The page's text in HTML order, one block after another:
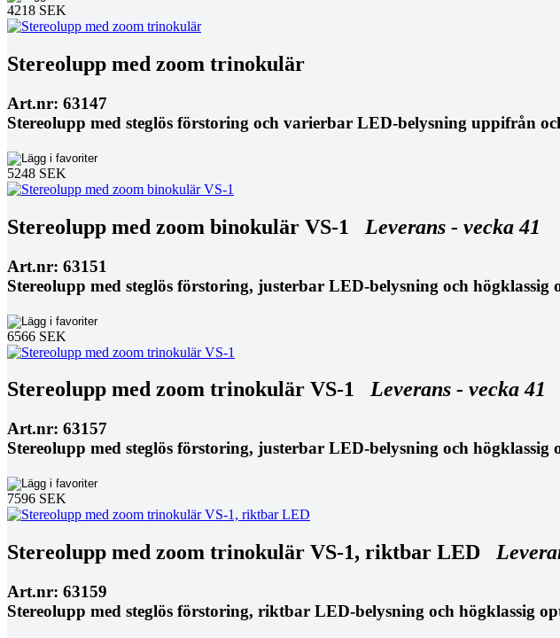
4218 SEK
Stereolupp med zoom trinokulär
Art.nr: 63147
Stereolupp med steglös förstoring och varierbar LED-belysning uppifrån
5248 SEK
Stereolupp med zoom binokulär VS-1 Leverans - vecka 41
Art.nr: 63151
Stereolupp med steglös förstoring, justerbar LED-belysning och högklassig
6566 SEK
Stereolupp med zoom trinokulär VS-1 Leverans - vecka 41
Art.nr: 63157
Stereolupp med steglös förstoring, justerbar LED-belysning och högklassig
7596 SEK
Stereolupp med zoom trinokulär VS-1, riktbar LED
Art.nr: 63159
Stereolupp med steglös förstoring, riktbar LED-belysning och högklassig